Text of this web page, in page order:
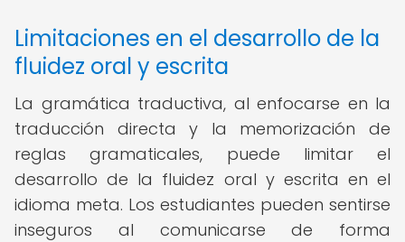
Limitaciones en el desarrollo de la
fluidez oral y escrita
La gramática traductiva, al enfocarse en la
traducción directa y la memorización de
reglas gramaticales, puede limitar el
desarrollo de la fluidez oral y escrita en el
idioma meta. Los estudiantes pueden sentirse
inseguros al comunicarse de forma